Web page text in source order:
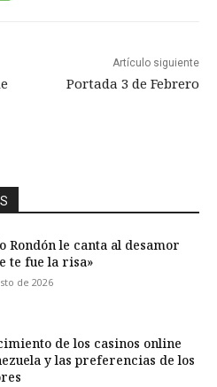
Artículo siguiente
Portada 3 de Febrero
Rondón le canta al desamor
te fue la risa»
de 2026
de los casinos online
y las preferencias de los